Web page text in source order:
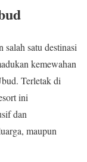
salah satu destinasi
kemewahan
Terletak di
ini
dan
maupun